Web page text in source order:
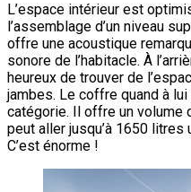
L’espace intérieur est
l’assemblage d’un niveau
offre une acoustique
sonore de l’habitacle. À
heureux de trouver de
jambes. Le coffre quand à
catégorie. Il offre un volume
peut aller jusqu’à 1650
C’est énorme !